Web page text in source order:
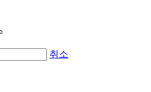
취소